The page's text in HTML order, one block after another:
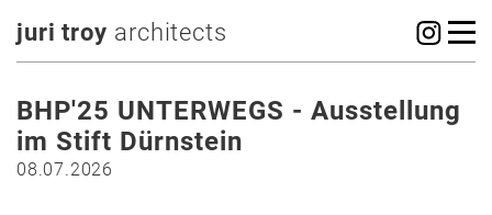
juri troy architects
BHP'25 UNTERWEGS - Ausstellung
im Stift Dürnstein
08.07.2026